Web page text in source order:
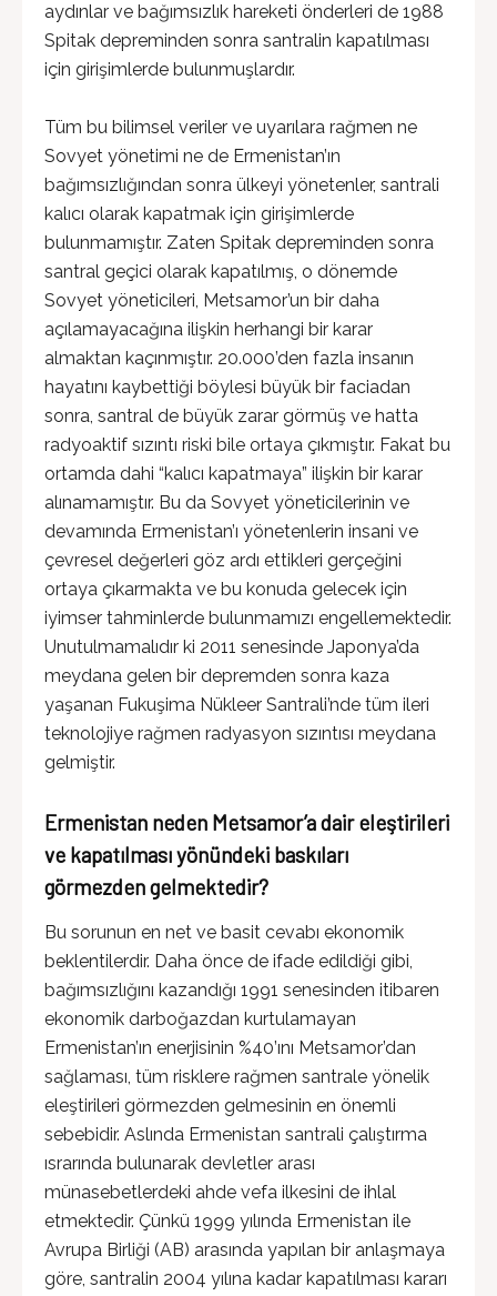
aydınlar ve bağımsızlık hareketi önderleri de 1988
Spitak depreminden sonra santralin kapatılması
için girişimlerde bulunmuşlardır.
Tüm bu bilimsel veriler ve uyarılara rağmen ne
Sovyet yönetimi ne de Ermenistan’ın
bağımsızlığından sonra ülkeyi yönetenler, santrali
kalıcı olarak kapatmak için girişimlerde
bulunmamıştır. Zaten Spitak depreminden sonra
santral geçici olarak kapatılmış, o dönemde
Sovyet yöneticileri, Metsamor’un bir daha
açılamayacağına ilişkin herhangi bir karar
almaktan kaçınmıştır. 20.000’den fazla insanın
hayatını kaybettiği böylesi büyük bir faciadan
sonra, santral de büyük zarar görmüş ve hatta
radyoaktif sızıntı riski bile ortaya çıkmıştır. Fakat bu
ortamda dahi “kalıcı kapatmaya” ilişkin bir karar
alınamamıştır. Bu da Sovyet yöneticilerinin ve
devamında Ermenistan’ı yönetenlerin insani ve
çevresel değerleri göz ardı ettikleri gerçeğini
ortaya çıkarmakta ve bu konuda gelecek için
iyimser tahminlerde bulunmamızı engellemektedir.
Unutulmamalıdır ki 2011 senesinde Japonya’da
meydana gelen bir depremden sonra kaza
yaşanan Fukuşima Nükleer Santrali’nde tüm ileri
teknolojiye rağmen radyasyon sızıntısı meydana
gelmiştir.
Ermenistan neden Metsamor’a dair eleştirileri
ve kapatılması yönündeki baskıları
görmezden gelmektedir?
Bu sorunun en net ve basit cevabı ekonomik
beklentilerdir. Daha önce de ifade edildiği gibi,
bağımsızlığını kazandığı 1991 senesinden itibaren
ekonomik darboğazdan kurtulamayan
Ermenistan’ın enerjisinin %40’ını Metsamor’dan
sağlaması, tüm risklere rağmen santrale yönelik
eleştirileri görmezden gelmesinin en önemli
sebebidir. Aslında Ermenistan santrali çalıştırma
ısrarında bulunarak devletler arası
münasebetlerdeki ahde vefa ilkesini de ihlal
etmektedir. Çünkü 1999 yılında Ermenistan ile
Avrupa Birliği (AB) arasında yapılan bir anlaşmaya
göre, santralin 2004 yılına kadar kapatılması kararı